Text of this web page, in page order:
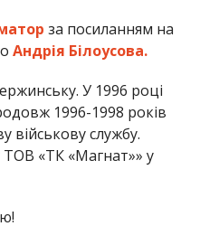
за посиланням на
Андрія Білоусова.
У 1996 році
1996-1998 років
військову службу.
«ТК «Магнат»» у